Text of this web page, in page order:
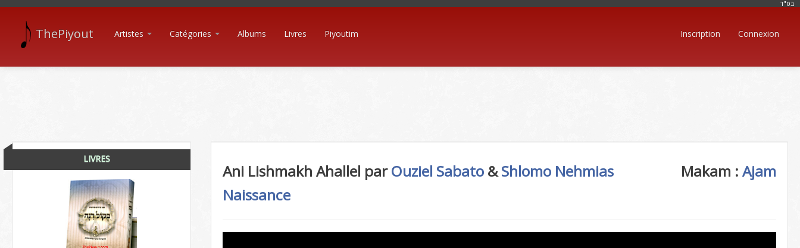
בּס"ד
ThePiyout Artistes Catégories Albums Livres Piyoutim Inscription Connexion
LIVRES
Ani Lishmakh Ahallel parOuziel Sabato &Shlomo Nehmias Makam : Ajam
Naissance